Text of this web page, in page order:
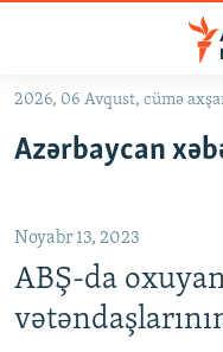
Əsas
qayıt
qayıt
Axtarışa
#ƏSLINDƏ
FƏRQƏ BAX
QANUNI DOĞRU
2026, 06 Avqust, cümə
Azərbaycan
Noyabr 13, 2023
ABŞ-da